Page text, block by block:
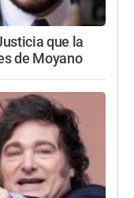
que la
de Moyano